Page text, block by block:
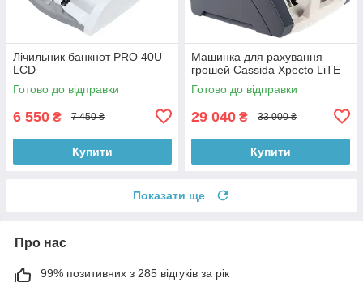
Лічильник банкнот PRO 40U
LCD
Готово до відправки
6 550 ₴ 7 450 ₴
Купити
Машинка для рахування
грошей Cassida Xpecto LiTE
Готово до відправки
29 040 ₴ 33 000 ₴
Купити
Показати ще
Про нас
99% позитивних з 285 відгуків за рік